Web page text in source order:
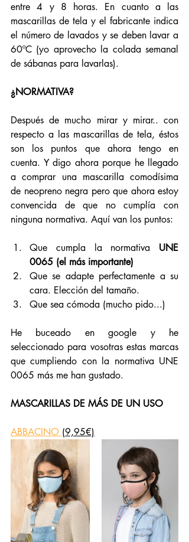
entre 4 y 8 horas. En cuanto a las
mascarillas de tela y el fabricante indica
el número de lavados y se deben lavar a
60ºC (yo aprovecho la colada semanal
de sábanas para lavarlas).
¿NORMATIVA?
Después de mucho mirar y mirar.. con
respecto a las mascarillas de tela, éstos
son los puntos que ahora tengo en
cuenta. Y digo ahora porque he llegado
a comprar una mascarilla comodísima
de neopreno negra pero que ahora estoy
convencida de que no cumplía con
ninguna normativa. Aquí van los puntos:
Que cumpla la normativa UNE
0065 (el más importante)
Que se adapte perfectamente a su
cara. Elección del tamaño.
Que sea cómoda (mucho pido...)
He buceado en google y he
seleccionado para vosotras estas marcas
que cumpliendo con la normativa UNE
0065 más me han gustado.
MASCARILLAS DE MÁS DE UN USO
ABBACINO (9,95€)